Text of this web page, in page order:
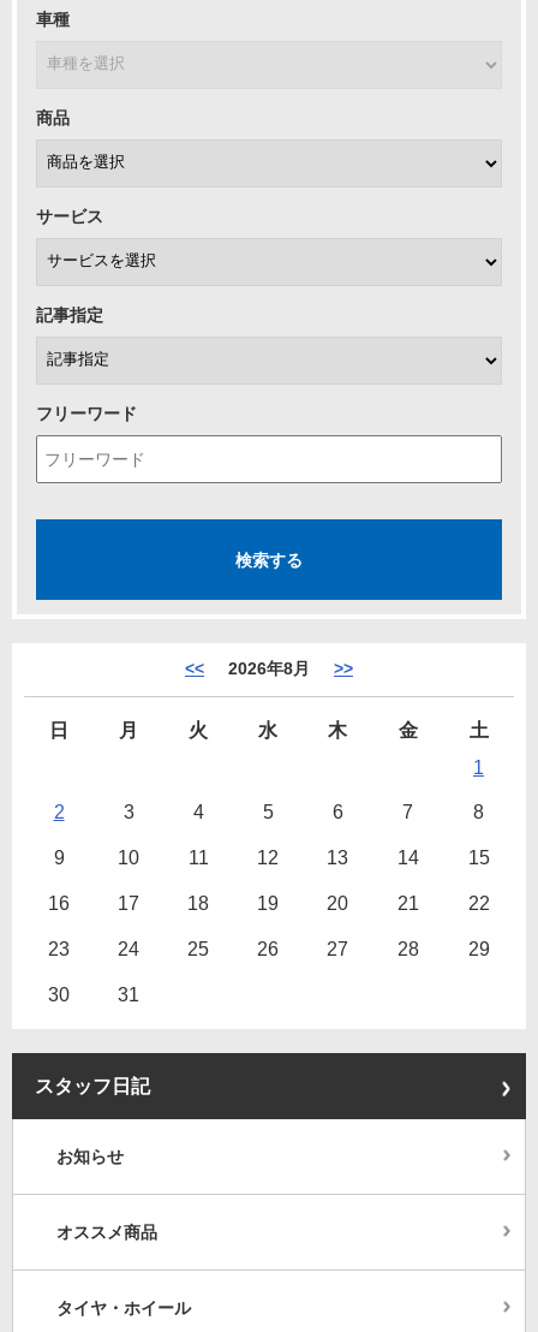
車種
商品
サービス
記事指定
フリーワード
<< 2026年8月 >>
日 月 火 水 木 金
土
1
2 3 4 5 6 7 8
9 10 11 12 13 14 15
16 17 18 19 20 21 22
23 24 25 26 27 28 29
30 31
スタッフ日記
お知らせ
オススメ商品
タイヤ・ホイール